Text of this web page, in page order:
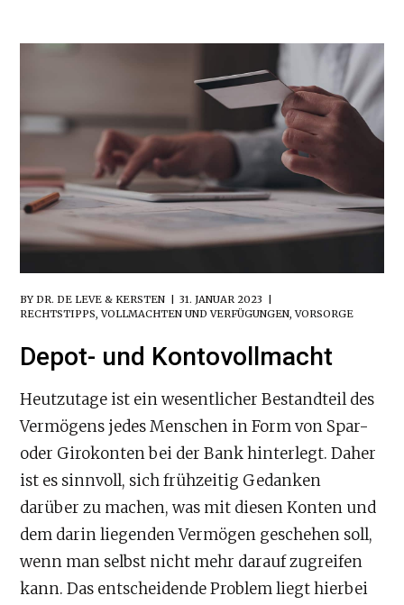
BY DR. DE LEVE & KERSTEN
31. JANUAR 2023
RECHTSTIPPS,VOLLMACHTEN UND VERFÜGUNGEN,VORSORGE
Depot- und Kontovollmacht
Heutzutage ist ein wesentlicher Bestandteil des
Vermögens jedes Menschen in Form von Spar-
oder Girokonten bei der Bank hinterlegt. Daher
ist es sinnvoll, sich frühzeitig Gedanken
darüber zu machen, was mit diesen Konten und
dem darin liegenden Vermögen geschehen soll,
wenn man selbst nicht mehr darauf zugreifen
kann. Das entscheidende Problem liegt hierbei